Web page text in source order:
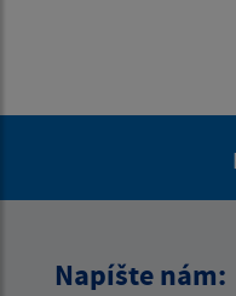
Napíšte nám: